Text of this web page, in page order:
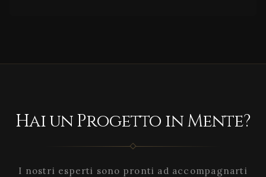
Hai un Progetto in Mente?
I nostri esperti sono pronti ad accompagnarti